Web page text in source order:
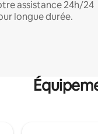
assistance 24h/24
longue durée.